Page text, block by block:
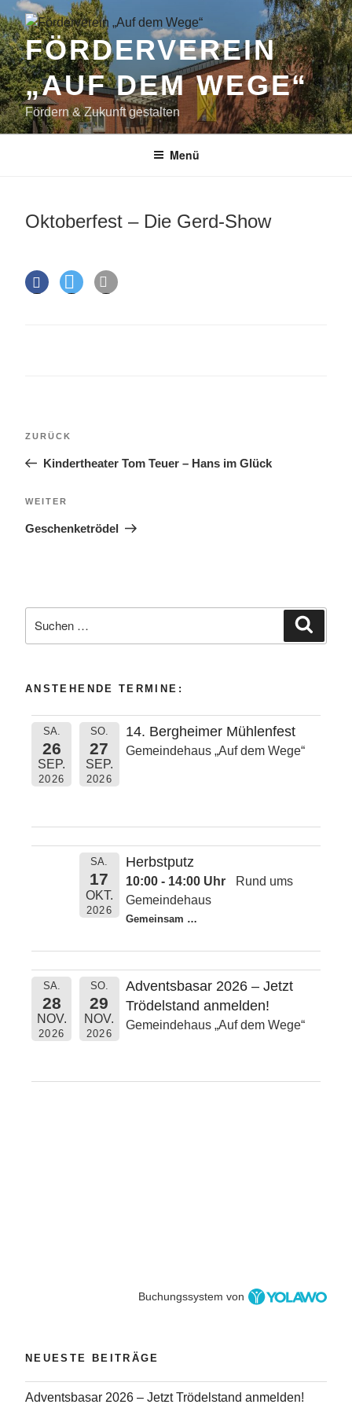
Zum
Inhalt
springenFÖRDERVEREIN
„AUF DEM WEGE“
Fördern & Zukunft gestalten
Menü
Oktoberfest – Die Gerd-Show
Vorheriger
ZURÜCK
Kindertheater Tom Teuer – Hans im Glück
Nächster
WEITER
Geschenketrödel
nach:
ANSTEHENDE TERMINE:
SA.
26
SEP.
2026
SO.
27
SEP.
2026
14. Bergheimer Mühlenfest
Gemeindehaus „Auf dem Wege“
SA.
17
OKT.
2026
Herbstputz
10:00 - 14:00 Uhr
Rund ums
Gemeindehaus
Gemeinsam …
SA.
28
NOV.
2026
SO.
29
NOV.
2026
Adventsbasar 2026 – Jetzt
Trödelstand anmelden!
Gemeindehaus „Auf dem Wege“
Buchungssystem von
NEUESTE BEITRÄGE
Adventsbasar 2026 – Jetzt Trödelstand anmelden!